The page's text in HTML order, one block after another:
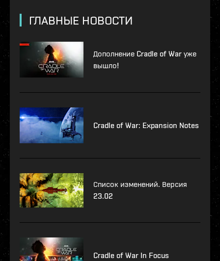
ГЛАВНЫЕ НОВОСТИ
Дополнение Cradle of War уже
вышло!
Cradle of War: Expansion Notes
Список изменений. Версия
23.02
Cradle of War In Focus